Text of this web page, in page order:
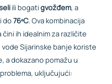
ili bogatigvožđem, a
do 76ºC. Ova kombinacija
ih idealnim za različite
Sijarinske banje koriste
a dokazano pomažu u
uključujući: